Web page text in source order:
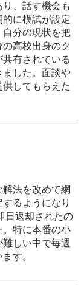
、話す機会も
に模試が設定
自分の現状を把
高校出身のク
有されている
した。面談や
してもらえた
法を改めて網
るようになり
日返却されたの
。特に本番の小
しい中で毎週
す。